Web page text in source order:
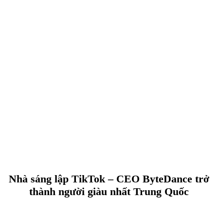
Nhà sáng lập TikTok – CEO ByteDance trở
thành người giàu nhất Trung Quốc